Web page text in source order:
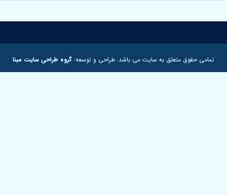
تمامی حقوق متعلق به سایت می باشد. طراحی و توسعه: گروه طراحی سایت مبنا